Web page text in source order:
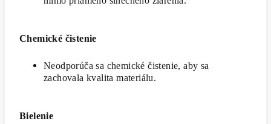
Chemické čistenie
Neodporúča sa chemické čistenie, aby sa
zachovala kvalita materiálu.
Bielenie